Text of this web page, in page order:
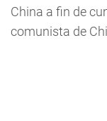
China a fin de
comunista de